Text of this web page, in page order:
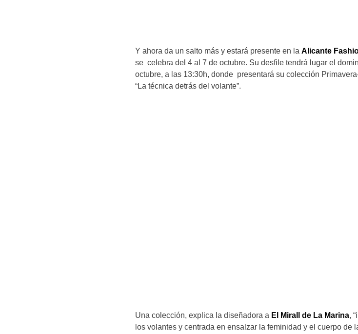
Y ahora da un salto más y estará presente en la Alicante
se celebra del 4 al 7 de octubre. Su desfile tendrá lugar el
octubre, a las 13:30h, donde presentará su colección
“La técnica detrás del volante”.
Una colección, explica la diseñadora a El Mirall de La Marina,
los volantes y centrada en ensalzar la feminidad y el cuerpo de